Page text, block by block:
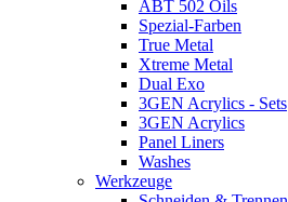
ABT 502 Oils
Spezial-Farben
True Metal
Xtreme Metal
Dual Exo
3GEN Acrylics - Sets
3GEN Acrylics
Panel Liners
Washes
Werkzeuge